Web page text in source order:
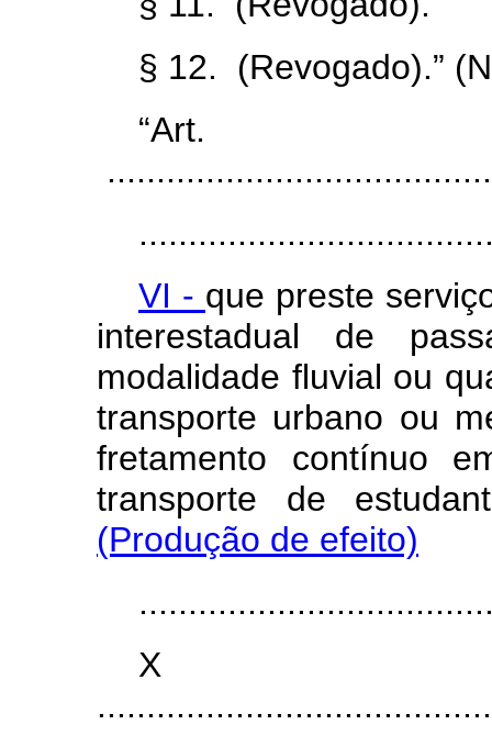
§ 12. (Revogado).”
VI - que preste
interestadual de
modalidade fluvial ou
transporte urbano ou
fretamento contínuo
transporte de
(Produção de efeito)